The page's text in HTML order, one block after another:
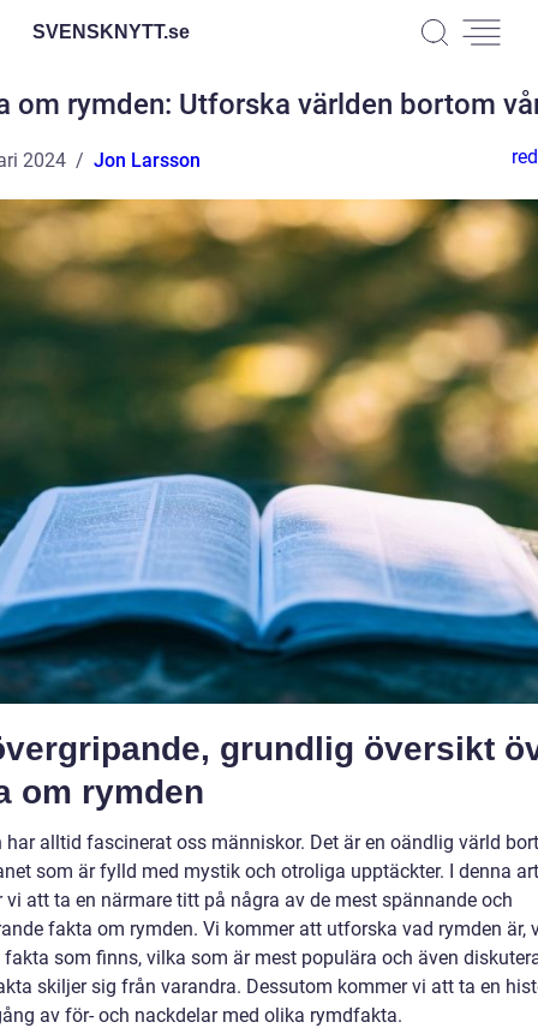
SVENSKNYTT.se
om rymden: Utforska världen bortom
2024 Jon Larsson
grundlig översikt
om rymden
har alltid fascinerat oss människor. Det är en oändlig värld
som är fylld med mystik och otroliga upptäckter. I denna
vi att ta en närmare titt på några av de mest spännande och
fakta om rymden. Vi kommer att utforska vad rymden är,
fakta som finns, vilka som är mest populära och även
skiljer sig från varandra. Dessutom kommer vi att ta en
av för- och nackdelar med olika rymdfakta.